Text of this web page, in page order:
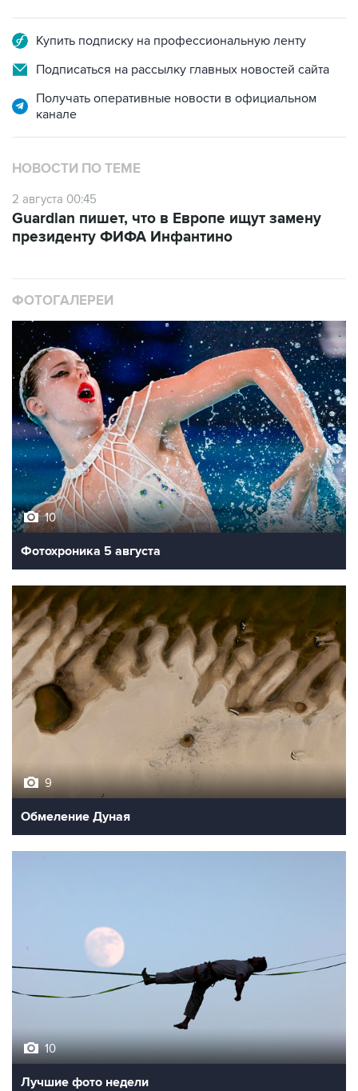
Купить подписку на профессиональную ленту
Подписаться на рассылку главных новостей сайта
Получать оперативные новости в официальном
канале
НОВОСТИ ПО ТЕМЕ
2 августа 00:45
Guardian пишет, что в Европе ищут замену
президенту ФИФА Инфантино
ФОТОГАЛЕРЕИ
10
Фотохроника 5 августа
9
Обмеление Дуная
10
Лучшие фото недели